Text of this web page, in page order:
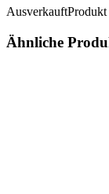
AusverkauftProdukt
Ähnliche